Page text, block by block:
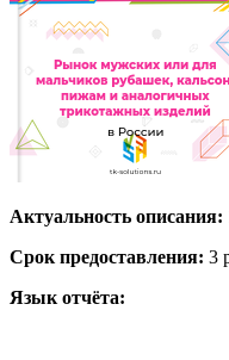
Актуальность описания:
Срок предоставления: 3
Язык отчёта: